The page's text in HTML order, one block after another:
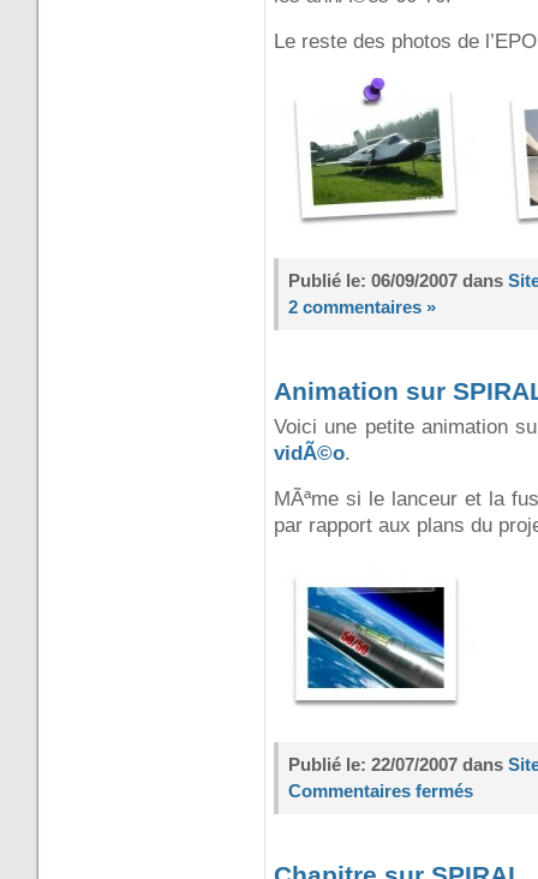
Le reste des photos de
Publié le: 06/09/2007 dans
2 commentaires »
Animation sur
Voici une petite animation
vidÃ©o.
MÃªme si le lanceur et la
par rapport aux plans du
Publié le: 22/07/2007 dans
Commentaires fermés